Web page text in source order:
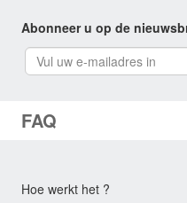
Abonneer u op de
FAQ
Hoe werkt het ?